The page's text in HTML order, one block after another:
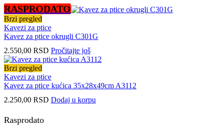
RASPRODATO
Brzi pregled
Kavezi za ptice
Kavez za ptice okrugli C301G
2.550,00 RSD Pročitajte još
Brzi pregled
Kavezi za ptice
Kavez za ptice kućica 35x28x49cm A3112
2.250,00 RSD Dodaj u korpu
Rasprodato